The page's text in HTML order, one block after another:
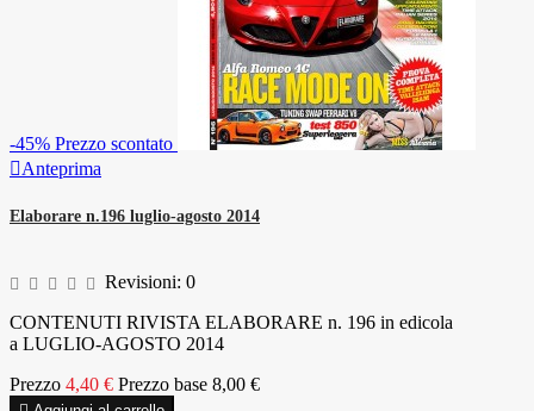
-45% Prezzo scontato
Anteprima
Elaborare n.196 luglio-agosto 2014
Revisioni: 0
CONTENUTI RIVISTA ELABORARE n. 196 in edicola
a LUGLIO-AGOSTO 2014
Prezzo 4,40 € Prezzo base 8,00 €